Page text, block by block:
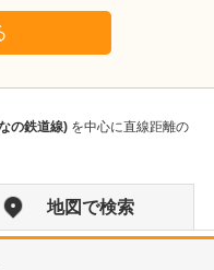
の鉄道線) を中心に直線距離の
地図で検索